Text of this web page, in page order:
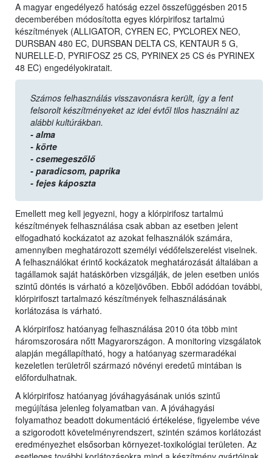
A magyar engedélyező hatóság ezzel összefüggésben 2015
decemberében módosította egyes klórpirifosz tartalmú
készítmények (ALLIGATOR, CYREN EC, PYCLOREX NEO,
DURSBAN 480 EC, DURSBAN DELTA CS, KENTAUR 5 G,
NURELLE-D, PYRIFOSZ 25 CS, PYRINEX 25 CS és PYRINEX
48 EC) engedélyokiratait.
Számos felhasználás visszavonásra került, így a fent
felsorolt készítményeket az idei évtől tilos használni az
alábbi kultúrákban.
- alma
- körte
- csemegeszőlő
- paradicsom, paprika
- fejes káposzta
Emellett meg kell jegyezni, hogy a klórpirifosz tartalmú
készítmények felhasználása csak abban az esetben jelent
elfogadható kockázatot az azokat felhasználók számára,
amennyiben meghatározott személyi védőfelszerelést viselnek.
A felhasználókat érintő kockázatok meghatározását általában a
tagállamok saját hatáskörben vizsgálják, de jelen esetben uniós
szintű döntés is várható a közeljövőben. Ebből adódóan további,
klórpirifoszt tartalmazó készítmények felhasználásának
korlátozása is várható.
A klórpirifosz hatóanyag felhasználása 2010 óta több mint
háromszorosára nőtt Magyarországon. A monitoring vizsgálatok
alapján megállapítható, hogy a hatóanyag szermaradékai
kezeletlen területről származó növényi eredetű mintában is
előfordulhatnak.
A klórpirifosz hatóanyag jóváhagyásának uniós szintű
megújítása jelenleg folyamatban van. A jóváhagyási
folyamathoz beadott dokumentáció értékelése, figyelembe véve
a szigorodott követelményrendszert, szintén számos korlátozást
eredményezhet elsősorban környezet-toxikológiai területen. Az